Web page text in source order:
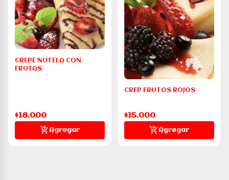
CREPE NUTELA CON
FRUTAS
$18.000
Agregar
CREP FRUTOS ROJOS
$15.000
Agregar